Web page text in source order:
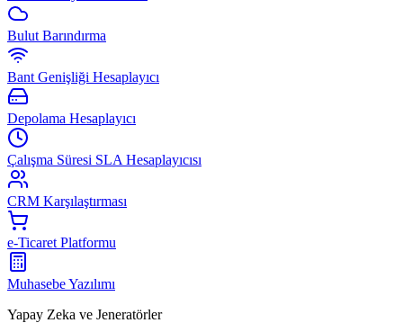
Bulut Barındırma
Bant Genişliği Hesaplayıcı
Depolama Hesaplayıcı
Çalışma Süresi SLA Hesaplayıcısı
CRM Karşılaştırması
e-Ticaret Platformu
Muhasebe Yazılımı
Yapay Zeka ve Jeneratörler